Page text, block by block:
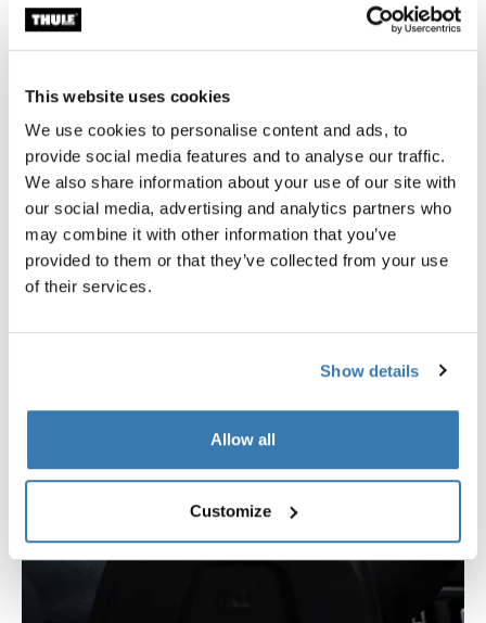
This website uses cookies
We use cookies to personalise content and ads, to
provide social media features and to analyse our traffic.
We also share information about your use of our site with
our social media, advertising and analytics partners who
may combine it with other information that you’ve
provided to them or that they’ve collected from your use
of their services.
Show details
Allow all
Customize